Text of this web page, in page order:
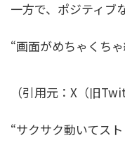
一方で、ポジティブ
“画面がめちゃくち
（引用元：X（旧
“サクサク動いてス